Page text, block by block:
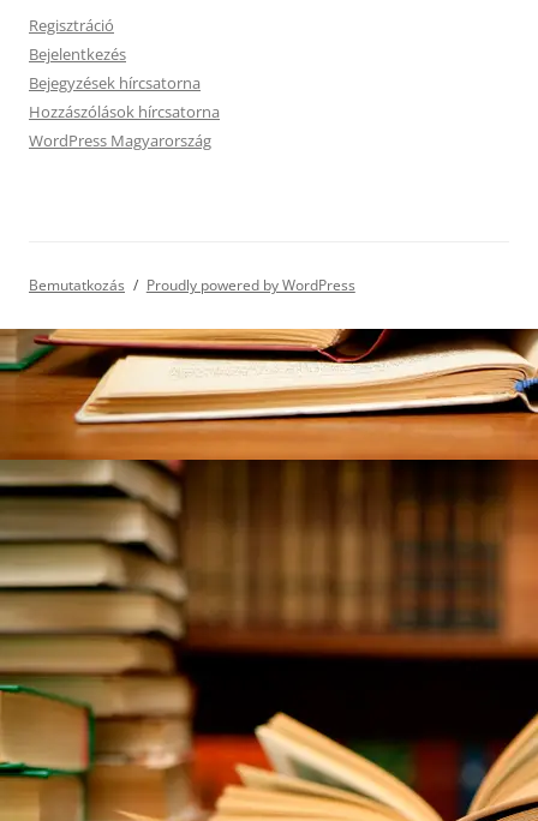
Regisztráció
Bejelentkezés
Bejegyzések hírcsatorna
Hozzászólások hírcsatorna
WordPress Magyarország
Bemutatkozás Proudly powered by WordPress